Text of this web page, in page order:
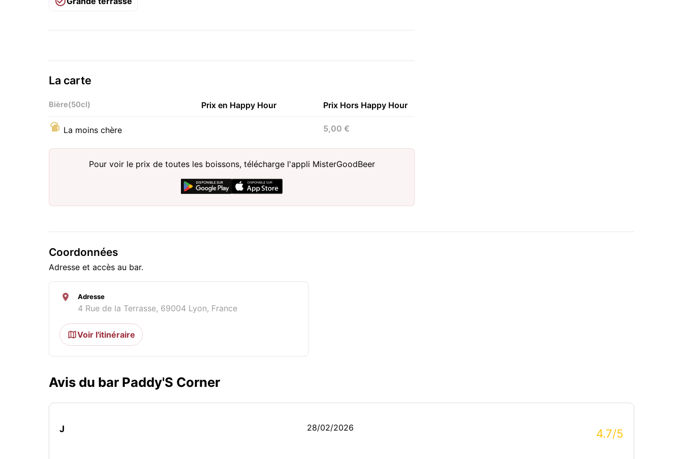
La carte
Bière(50cl) Prix en Happy Hour Prix Hors Happy Hour
La moins chère 5,00 €
Pour voir le prix de toutes les boissons, télécharge l'appli MisterGoodBeer
Coordonnées
Adresse et accès au bar.
Adresse
4 Rue de la Terrasse, 69004 Lyon, France
Voir l'itinéraire
Avis du bar Paddy'S Corner
J 28/02/2026 4.7/5